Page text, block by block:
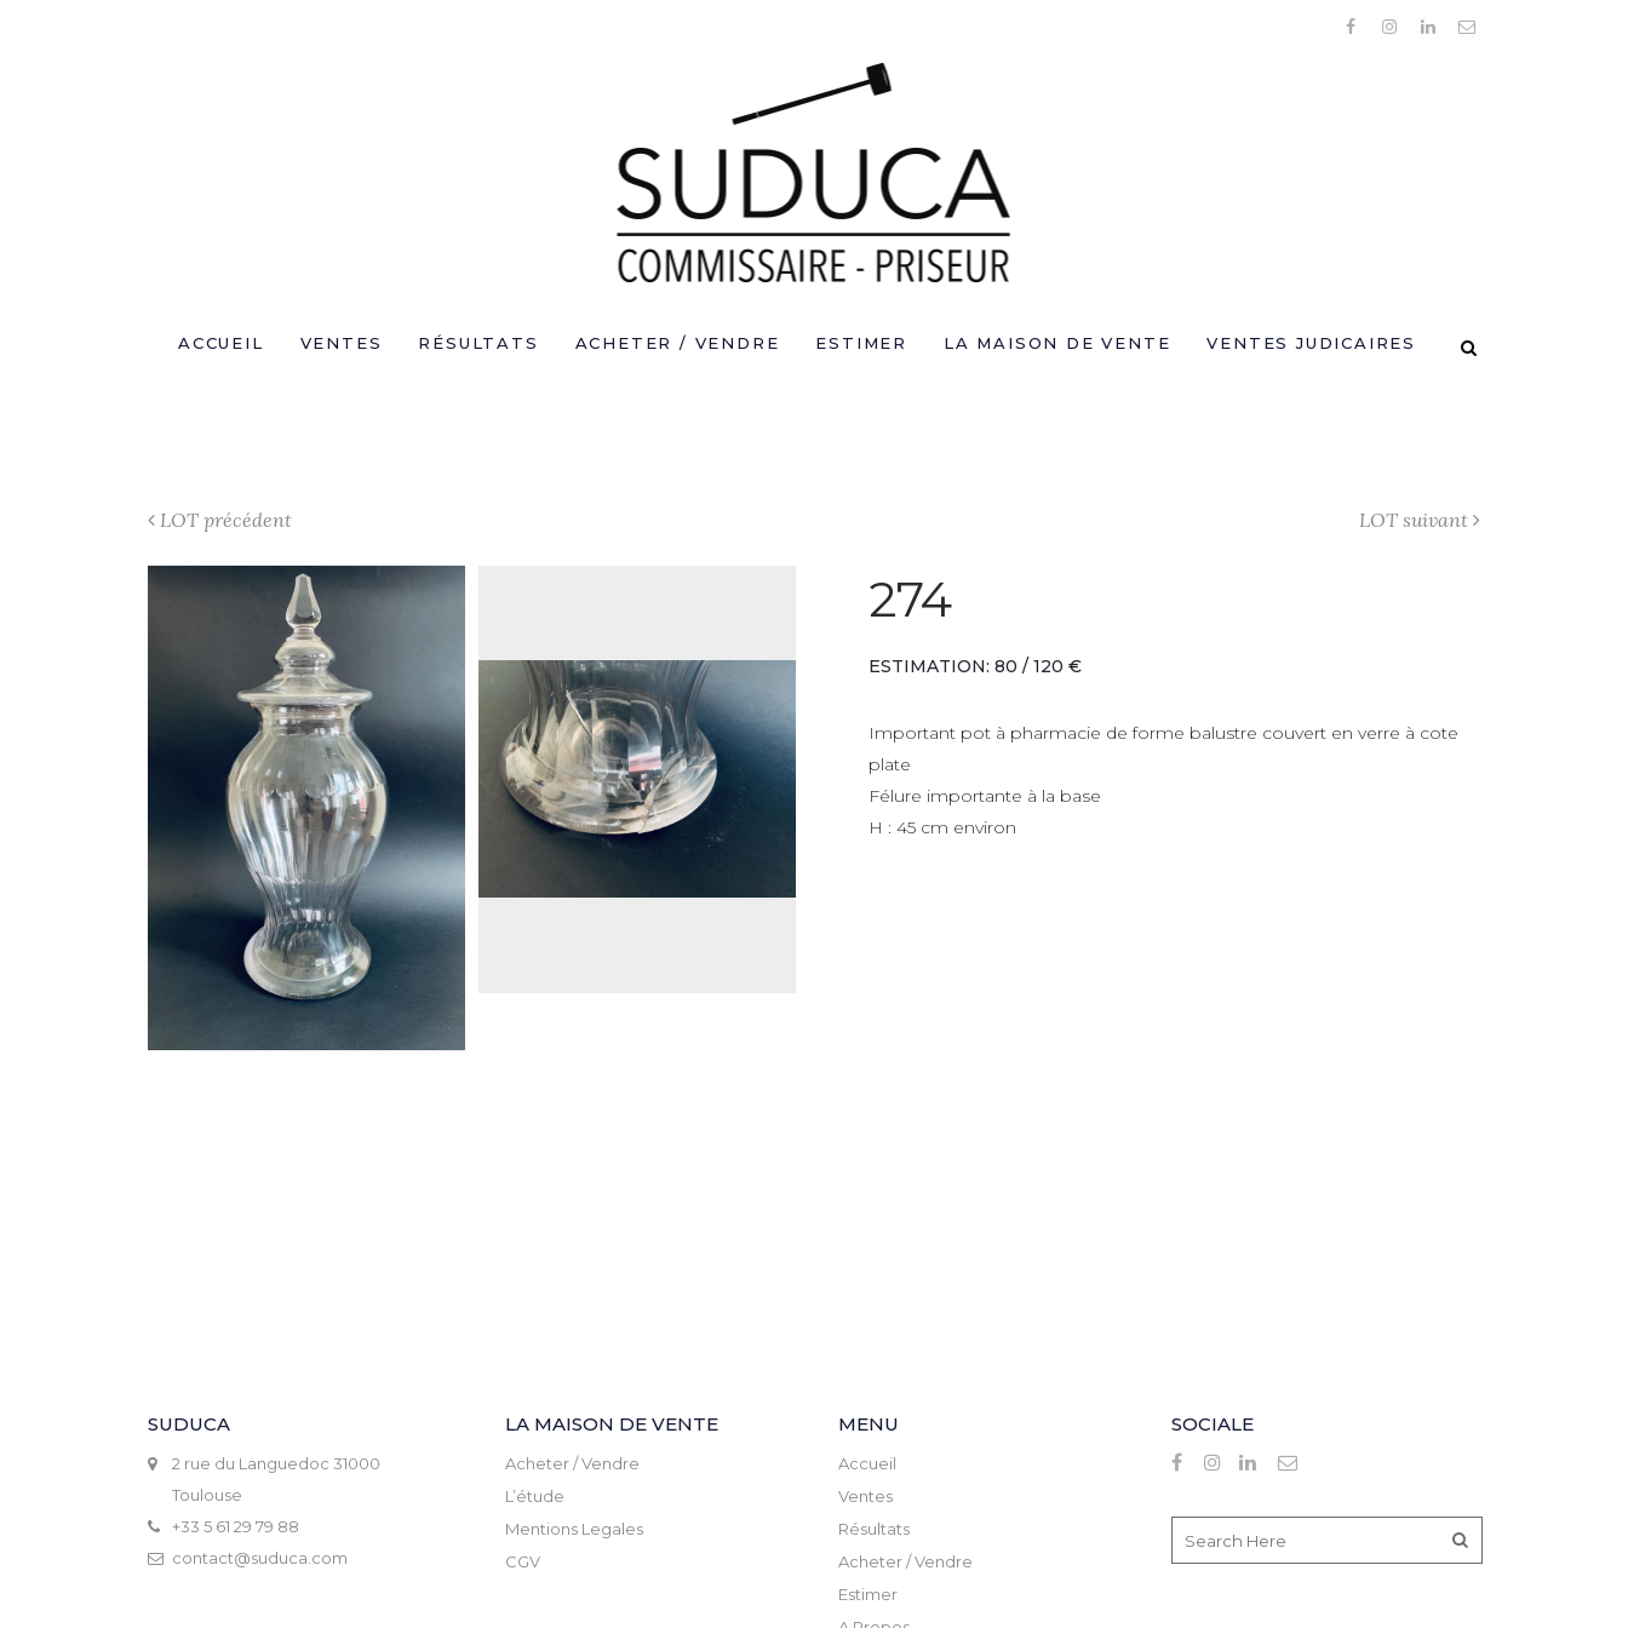
ACCUEIL VENTES RÉSULTATS ACHETER / VENDRE ESTIMER LA MAISON DE VENTE VENTES JUDICAIRES
LOT précédent LOT suivant
274
ESTIMATION: 80 / 120 €
Important pot à pharmacie de forme balustre couvert en verre à cote
plate
Félure importante à la base
H : 45 cm environ
SUDUCA
2 rue du Languedoc 31000
Toulouse
+33 5 61 29 79 88
contact@suduca.com
LA MAISON DE VENTE
Acheter / Vendre
L’étude
Mentions Legales
CGV
MENU
Accueil
Ventes
Résultats
Acheter / Vendre
Estimer
SOCIALE